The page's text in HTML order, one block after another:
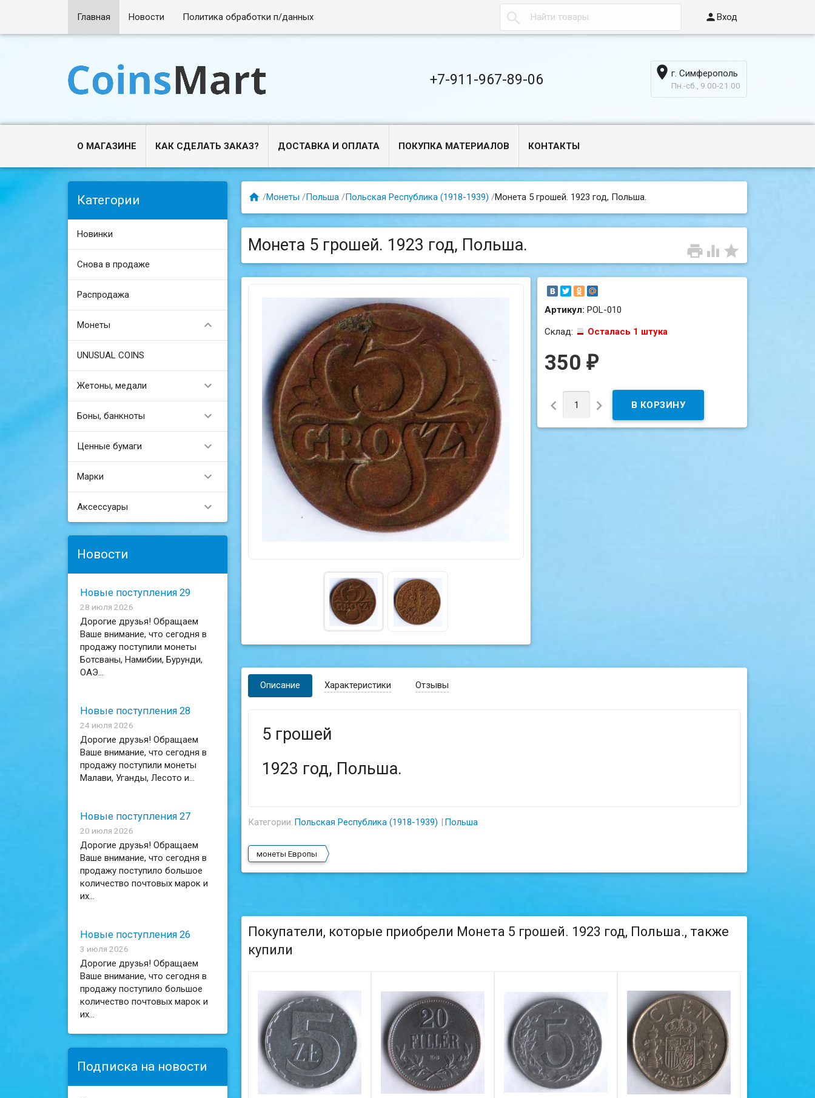
Главная Новости Политика обработки п/данных  Вход
+7-911-967-89-06  г. Симферополь
Пн.-сб., 9.00-21.00
О МАГАЗИНЕ КАК СДЕЛАТЬ ЗАКАЗ? ДОСТАВКА И ОПЛАТА ПОКУПКА МАТЕРИАЛОВ КОНТАКТЫ
Категории
Новинки
Снова в продаже
Распродажа
Монеты 
UNUSUAL COINS
Жетоны, медали 
Боны, банкноты 
Ценные бумаги 
Марки 
Аксессуары 
Новости
Новые поступления 29
28 июля 2026
Дорогие друзья! Обращаем
Ваше внимание, что сегодня в
продажу поступили монеты
Ботсваны, Намибии, Бурунди,
ОАЭ...
Новые поступления 28
24 июля 2026
Дорогие друзья! Обращаем
Ваше внимание, что сегодня в
продажу поступили монеты
Малави, Уганды, Лесото и...
Новые поступления 27
20 июля 2026
Дорогие друзья! Обращаем
Ваше внимание, что сегодня в
продажу поступило большое
количество почтовых марок и
их...
Новые поступления 26
3 июля 2026
Дорогие друзья! Обращаем
Ваше внимание, что сегодня в
продажу поступило большое
количество почтовых марок и
их...
Подписка на новости
 /Монеты /Польша /Польская Республика (1918-1939) /Монета 5 грошей. 1923 год, Польша.
  
Монета 5 грошей. 1923 год, Польша.
Артикул:POL-010
Склад:
Осталась 1 штука
350₽
 
Описание Характеристики Отзывы
5 грошей
1923 год, Польша.
Категории: Польская Республика (1918-1939) Польша
монеты Европы
Покупатели, которые приобрели Монета 5 грошей. 1923 год, Польша., также
купили